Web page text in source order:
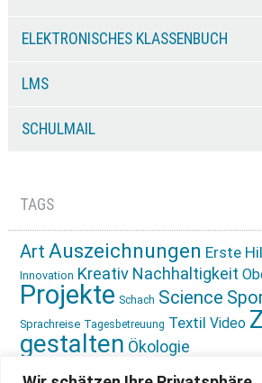
ELEKTRONISCHES KLASSENBUCH
LMS
SCHULMAIL
TAGS
Art Auszeichnungen Erste
Innovation Kreativ Nachhaltigkeit
Projekte Schach Science
Sprachreise Tagesbetreuung Textil Video
gestalten Ökologie